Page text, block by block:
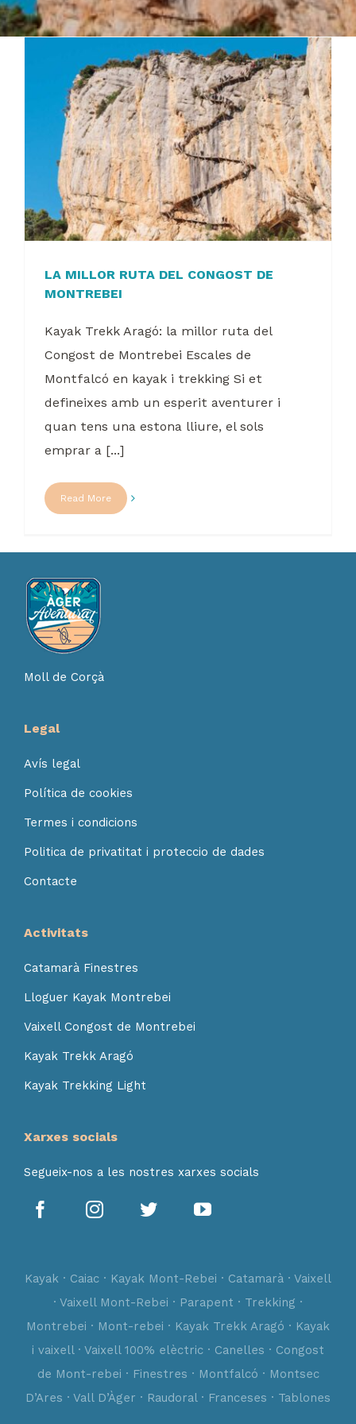
LA MILLOR RUTA DEL CONGOST DE
MONTREBEI
Kayak Trekk Aragó: la millor ruta del
Congost de Montrebei Escales de
Montfalcó en kayak i trekking Si et
defineixes amb un esperit aventurer i
quan tens una estona lliure, el sols
emprar a [...]
Read More
Moll de Corçà
Legal
Avís legal
Política de cookies
Termes i condicions
Politica de privatitat i proteccio de dades
Contacte
Activitats
Catamarà Finestres
Lloguer Kayak Montrebei
Vaixell Congost de Montrebei
Kayak Trekk Aragó
Kayak Trekking Light
Xarxes socials
Segueix-nos a les nostres xarxes socials
Kayak · Caiac · Kayak Mont-Rebei · Catamarà · Vaixell
· Vaixell Mont-Rebei · Parapent · Trekking ·
Montrebei · Mont-rebei · Kayak Trekk Aragó · Kayak
i vaixell · Vaixell 100% elèctric · Canelles · Congost
de Mont-rebei · Finestres · Montfalcó · Montsec
D’Ares · Vall D’Àger · Raudoral · Franceses · Tablones